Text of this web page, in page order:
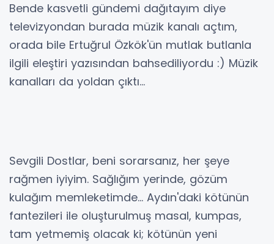
Bende kasvetli gündemi dağıtayım diye
televizyondan burada müzik kanalı açtım,
orada bile Ertuğrul Özkök'ün mutlak butlanla
ilgili eleştiri yazısından bahsediliyordu :) Müzik
kanalları da yoldan çıktı...
Sevgili Dostlar, beni sorarsanız, her şeye
rağmen iyiyim. Sağlığım yerinde, gözüm
kulağım memleketimde... Aydın'daki kötünün
fantezileri ile oluşturulmuş masal, kumpas,
tam yetmemiş olacak ki; kötünün yeni